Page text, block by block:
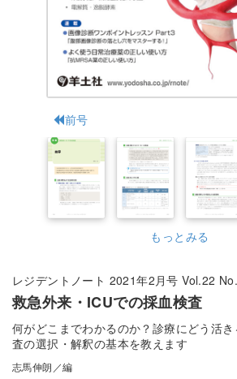
前号
もっとみる
レジデントノート 2021年2月号 Vol.22
救急外来・ICUでの採血検査
何がどこまでわかるのか？診療にどう活
査の選択・解釈の基本を教えます
志馬伸朗／編